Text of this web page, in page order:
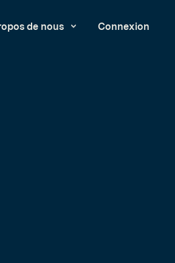
sur notre site
de nous Connexion